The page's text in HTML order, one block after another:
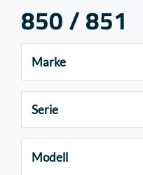
850 / 851
Marke
Serie
Modell